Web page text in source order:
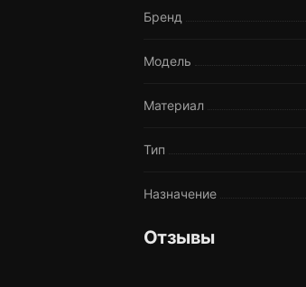
Бренд
Модель
Материал
Тип
Назначение
Отзывы